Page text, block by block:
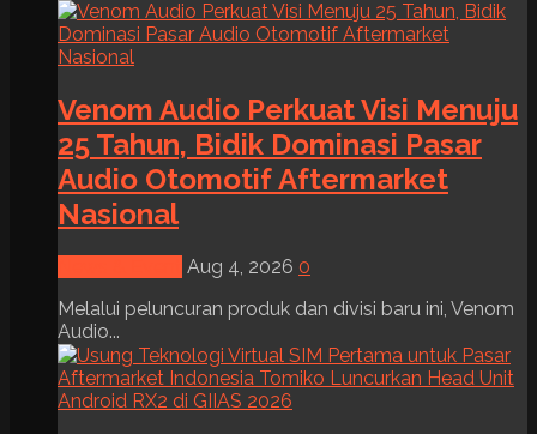
Venom Audio Perkuat Visi Menuju
25 Tahun, Bidik Dominasi Pasar
Audio Otomotif Aftermarket
Nasional
Aug 4, 2026 0
Melalui peluncuran produk dan divisi baru ini, Venom
Audio...